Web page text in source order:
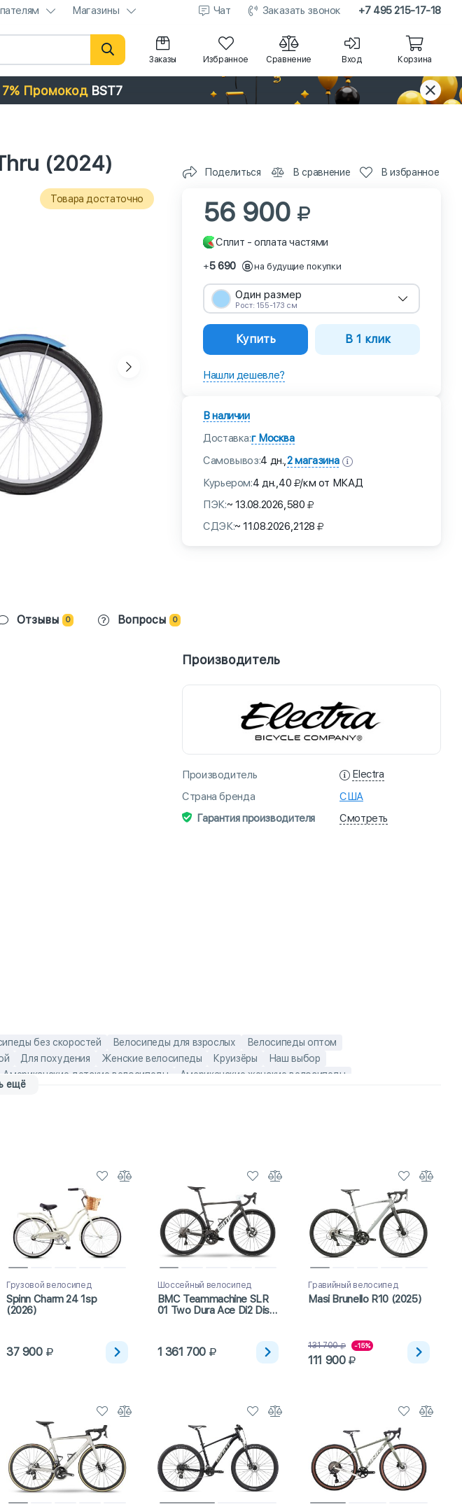
Магазины Чат Заказать звонок +7 495 215-17-18
Заказы Избранное Сравнение Вход Корзина
7% Промокод BST7
(2024) Поделиться В сравнение В избранное
Товара достаточно 56 900
Сплит - оплата частями
+5 690 на будущие покупки
Один размер
Рост: 155-173 см
Купить В 1 клик
Нашли дешевле?
В наличии
Доставка:г Москва
Самовывоз:4 дн.,2 магазина
Курьером:4 дн., 40 /км от МКАД
ПЭК:~ 13.08.2026, 580
СДЭК:~ 11.08.2026,2128
Отзывы 0 Вопросы 0
Производитель
Производитель
Electra
Страна бренда
США
Гарантия производителя
Смотреть
без скоростей Велосипеды для взрослых
Велосипеды оптом
Для похудения Женские велосипеды Круизёры
Наш выбор
Американские детские велосипеды
Американские женские велосипеды
с колесами 26 дюймов
ещё
Грузовой велосипед
Spinn Charm 24 1sp
(2026)
37 900
Шоссейный велосипед
BMC Teammachine SLR
01 Two Dura Ace Di2 Disc
1 361 700
Гравийный велосипед
Masi Brunello R10 (2025)
131 700 -15%
111 900